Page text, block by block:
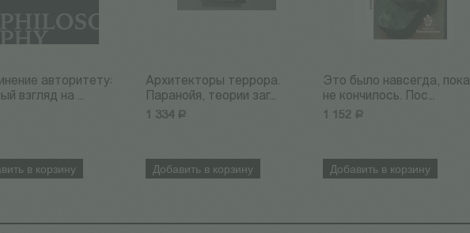
авторитету:
взгляд на ...
в корзину
Архитекторы террора.
Паранойя, теории заг...
1 334 Р
Добавить в корзину
Это было навсегда, пока
не кончилось. Пос...
1 152 Р
Добавить в корзину